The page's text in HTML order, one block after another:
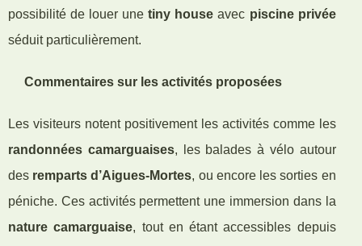
possibilité de louer unetiny house avec piscine privée
séduit particulièrement.
Commentaires sur les activités proposées
Les visiteurs notent positivement les activités comme les
randonnées camarguaises, les balades à vélo autour
des remparts d’Aigues-Mortes, ou encore les sorties en
péniche. Ces activités permettent une immersion dans la
nature camarguaise, tout en étant accessibles depuis